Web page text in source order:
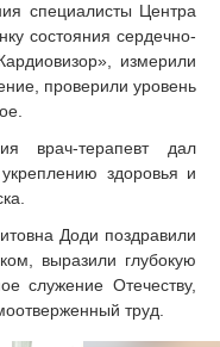
специалисты Центра
состояния сердечно-
измерили
проверили уровень
врач-терапевт дал
здоровья и
Доди поздравили
выразили глубокую
служение Отечеству,
труд.